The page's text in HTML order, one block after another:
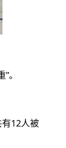
。
12人被